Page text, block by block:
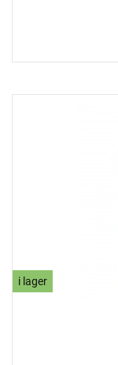
i lager